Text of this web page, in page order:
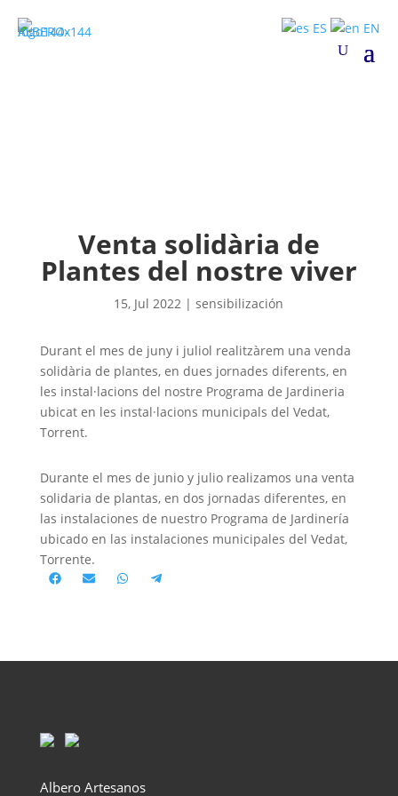
ES EN
Venta solidària de
Plantes del nostre viver
15, Jul 2022 |sensibilización
Durant el mes de juny i juliol realitzàrem una venda
solidària de plantes, en dues jornades diferents, en
les instal·lacions del nostre Programa de Jardineria
ubicat en les instal·lacions municipals del Vedat,
Torrent.
Durante el mes de junio y julio realizamos una venta
solidaria de plantas, en dos jornadas diferentes, en
las instalaciones de nuestro Programa de Jardinería
ubicado en las instalaciones municipales del Vedat,
Torrente.
CompartirCompartirCompartirCompartir
Albero Artesanos